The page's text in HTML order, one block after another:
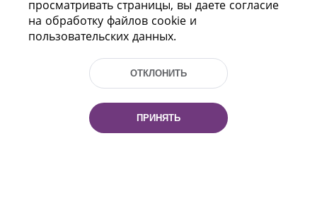
Пр-т Независимости 116
г. Минск, Республика Беларусь, 220114
Тел.: (+375 17) 368 37 37, Факс: (+375 17)
Эл. почта: inbox@nlb.by
просматривать страницы, вы даете согласие
на обработку файлов cookie и
пользовательских данных.
ОТКЛОНИТЬ
ПРИНЯТЬ